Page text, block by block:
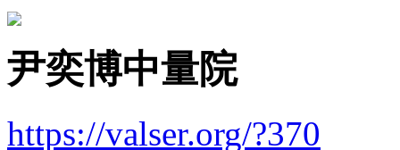
尹奕博中量院
https://valser.org/?370